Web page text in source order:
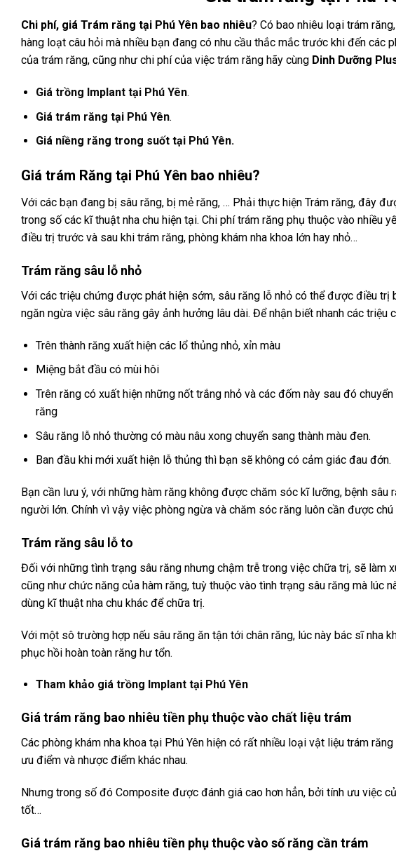
Chi phí, giá Trám răng tại Phú Yên bao nhiêu? Có bao nhiêu loại trám
hàng loạt câu hỏi mà nhiều bạn đang có nhu cầu thắc mắc trước khi đến các
của trám răng, cũng như chi phí của việc trám răng hãy cùng Dinh Dưỡng
Giá trồng Implant tại Phú Yên.
Giá trám răng tại Phú Yên.
Giá niềng răng trong suốt tại Phú Yên.
Giá trám Răng tại Phú Yên bao nhiêu?
Với các bạn đang bị sâu răng, bị mẻ răng, … Phải thực hiện Trám răng, đây
trong số các kĩ thuật nha chu hiện tại. Chi phí trám răng phụ thuộc vào nhiều
điều trị trước và sau khi trám răng, phòng khám nha khoa lớn hay nhỏ…
Trám răng sâu lỗ nhỏ
Với các triệu chứng được phát hiện sớm, sâu răng lỗ nhỏ có thể được điều
ngăn ngừa việc sâu răng gây ảnh hưởng lâu dài. Để nhận biết nhanh các
Trên thành răng xuất hiện các lổ thủng nhỏ, xỉn màu
Miệng bắt đầu có mùi hôi
Trên răng có xuất hiện những nốt trắng nhỏ và các đốm này sau đó
răng
Sâu răng lỗ nhỏ thường có màu nâu xong chuyển sang thành màu đen.
Ban đầu khi mới xuất hiện lỗ thủng thì bạn sẽ không có cảm giác đau đớn.
Bạn cần lưu ý, với những hàm răng không được chăm sóc kĩ lưỡng, bệnh sâu
người lớn. Chính vì vậy việc phòng ngừa và chăm sóc răng luôn cần được chú
Trám răng sâu lỗ to
Đối với những tình trạng sâu răng nhưng chậm trễ trong việc chữa trị, sẽ làm
cũng như chức năng của hàm răng, tuỳ thuộc vào tình trạng sâu răng mà lúc
dùng kĩ thuật nha chu khác để chữa trị.
Với một sô trường hợp nếu sâu răng ăn tận tới chân răng, lúc này bác sĩ nha
phục hồi hoàn toàn răng hư tổn.
Tham khảo giá trồng Implant tại Phú Yên
Giá trám răng bao nhiêu tiền phụ thuộc vào chất liệu trám
Các phòng khám nha khoa tại Phú Yên hiện có rất nhiều loại vật liệu trám
ưu điểm và nhược điểm khác nhau.
Nhưng trong số đó Composite được đánh giá cao hơn hẳn, bởi tính ưu việc
tốt…
Giá trám răng bao nhiêu tiền phụ thuộc vào số răng cần trám